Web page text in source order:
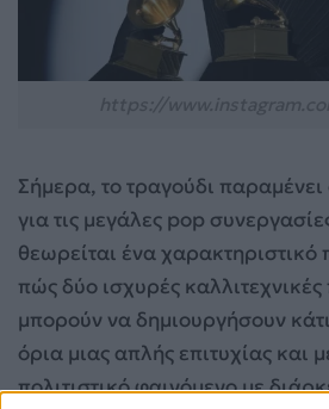
Σήμερα, το τραγούδι
για τις μεγάλες pop
θεωρείται ένα χαρακτηριστικό
πώς δύο ισχυρές
μπορούν να δημιουργήσουν
όρια μιας απλής επιτυχίας και
πολιτιστικό φαινόμενο με